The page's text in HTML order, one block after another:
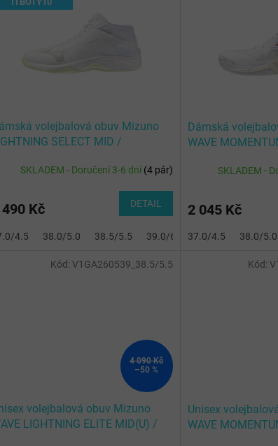
volejbalová obuv Mizuno
SELECT MID /
SKLADEM - Doručení 3-6 dní(4 pár)
Kč DETAIL
4.5 38.0/5.0 38.5/5.5 39.0/6.0 40.0/6.5 40.5/
Dámská
WAVE
SKLADEM -
2 045 Kč
37.0/4.5 38.0/5.0
4 090 Kč
–50 %
volejbalová obuv Mizuno
LIGHTNING ELITE MID(U) /
Kód: V1GA260539_38.5/5.5
Unisex
WAVE
Kód: